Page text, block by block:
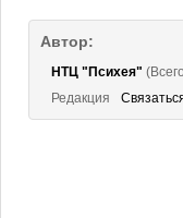
Автор:
НТЦ "Психея"
Редакция